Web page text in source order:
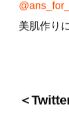
美肌作り
＜